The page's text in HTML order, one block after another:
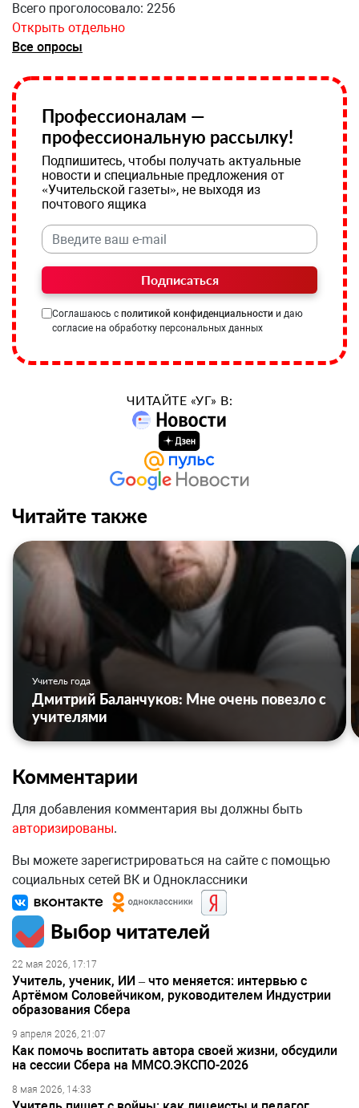
Всего проголосовало: 2256
Открыть отдельно
Все опросы
Профессионалам —
профессиональную рассылку!
Подпишитесь, чтобы получать актуальные
новости и специальные предложения от
«Учительской газеты», не выходя из
почтового ящика
Подписаться
Соглашаюсь с политикой конфиденциальности и даю
согласие на обработку персональных данных
ЧИТАЙТЕ «УГ» В:
Читайте также
Учитель года
Дмитрий Баланчуков: Мне очень повезло с
учителями
Комментарии
Для добавления комментария вы должны быть
авторизированы.
Вы можете зарегистрироваться на сайте с помощью
социальных сетей ВК и Одноклассники
Выбор читателей
22 мая 2026, 17:17
Учитель, ученик, ИИ – что меняется: интервью с
Артёмом Соловейчиком, руководителем Индустрии
образования Сбера
9 апреля 2026, 21:07
Как помочь воспитать автора своей жизни, обсудили
на сессии Сбера на ММСО.ЭКСПО-2026
8 мая 2026, 14:33